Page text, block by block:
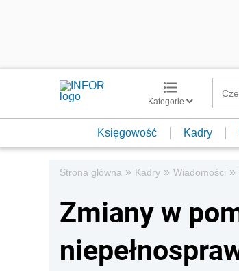
Kategorie
Księgowość Kadry
Strona główna » Kadry » Wiadomości »
Zmiany w